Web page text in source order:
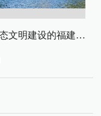
数字生态文明建设的福建路径与启示